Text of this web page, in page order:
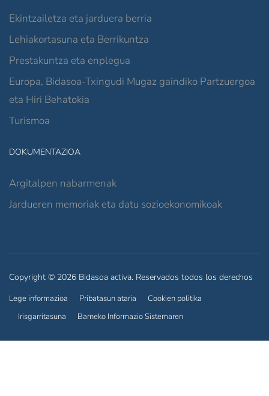
Ekintzailetza eta jarduera berria
Lehiakortasuna eta Berrikuntza
Prestakuntza eta enplegua
Europa, Bidasoa-Txingudi Mugaz gaindiko Partzuergoa
eta Hiri Behatokia
Turismoa
DOKUMENTAZIOA
Argitalpen nabarmenak
Jardueren memoriak eta datu sozioekonomikoak
Copyright © 2026 Bidasoa activa. Reservados todos los derechos
Lege informazioa Pribatasun ataria
Cookien politika
Irisgarritasuna
Barneko Informazio Sistemaren